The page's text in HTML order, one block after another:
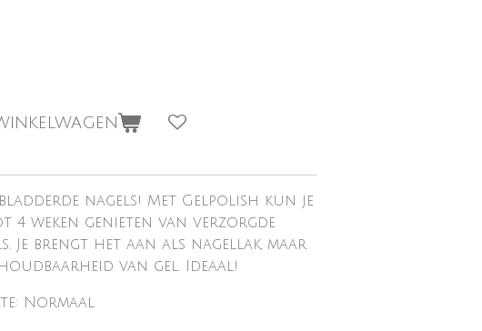
nagels! Met Gelpolish kun je
4 weken genieten van verzorgde
Je brengt het aan als nagellak, maar
van gel. Ideaal!
Normaal